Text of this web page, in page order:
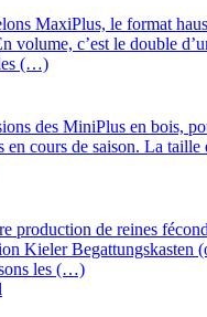
MaxiPlus, le format
volume, c’est le double
(…)
des MiniPlus en bois,
en cours de saison. La
production de reines
Kieler Begattungskasten
les (…)